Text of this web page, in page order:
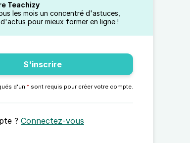
Teachizy
les mois un concentré d'astuces,
pour mieux former en ligne !
S'inscrire
d'un * sont requis pour créer votre compte.
? Connectez-vous